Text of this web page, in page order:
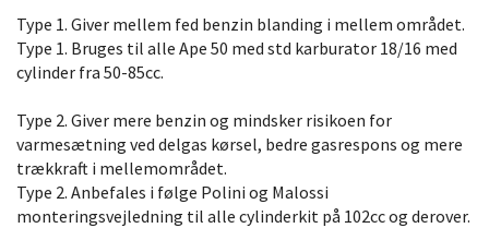
Type 1. Giver mellem fed benzin blanding i mellem området.
Type 1. Bruges til alle Ape 50 med std karburator 18/16 med
cylinder fra 50-85cc.
Type 2. Giver mere benzin og mindsker risikoen for
varmesætning ved delgas kørsel, bedre gasrespons og mere
trækkraft i mellemområdet.
Type 2. Anbefales i følge Polini og Malossi
monteringsvejledning til alle cylinderkit på 102cc og derover.